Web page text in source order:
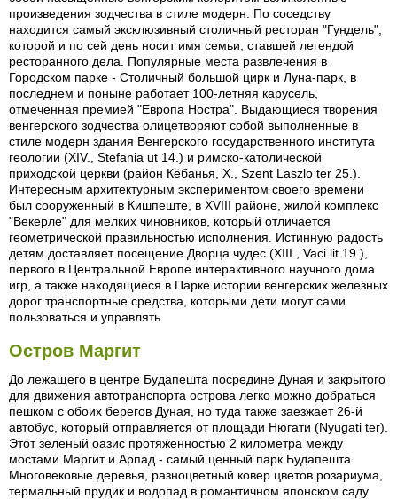
произведения зодчества в стиле модерн. По соседству
находится самый эксклюзивный столичный ресторан "Гундель",
которой и по сей день носит имя семьи, ставшей легендой
ресторанного дела. Популярные места развлечения в
Городском парке - Столичный большой цирк и Луна-парк, в
последнем и поныне работает 100-летняя карусель,
отмеченная премией "Европа Ностра". Выдающиеся творения
венгерского зодчества олицетворяют собой выполненные в
стиле модерн здания Венгерского государственного института
геологии (XIV., Stefania ut 14.) и римско-католической
приходской церкви (район Кёбанья, X., Szent Laszlo ter 25.).
Интересным архитектурным экспериментом своего времени
был сооруженный в Кишпеште, в XVIII районе, жилой комплекс
"Векерле" для мелких чиновников, который отличается
геометрической правильностью исполнения. Истинную радость
детям доставляет посещение Дворца чудес (XIII., Vaci lit 19.),
первого в Центральной Европе интерактивного научного дома
игр, а также находящиеся в Парке истории венгерских железных
дорог транспортные средства, которыми дети могут сами
пользоваться и управлять.
Остров Маргит
До лежащего в центре Будапешта посредине Дуная и закрытого
для движения автотранспорта острова легко можно добраться
пешком с обоих берегов Дуная, но туда также заезжает 26-й
автобус, который отправляется от площади Нюгати (Nyugati ter).
Этот зеленый оазис протяженностью 2 километра между
мостами Маргит и Арпад - самый ценный парк Будапешта.
Многовековые деревья, разноцветный ковер цветов розариума,
термальный прудик и водопад в романтичном японском саду